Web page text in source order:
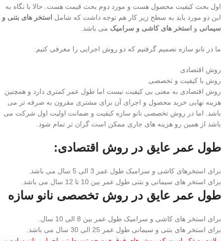
اول بحث کیفیت محصول هست و مورد دوم بحث قیمت هست. حالا با نگاه به
این دو مورد باید به سطح زیر کار هم توجه داشت که شامل
استخر های بتنی و
سیمانی و استخر های کاشی و سرامیک می باشد.
ما در نانو سازه تصمیم گرفتیم که دو روش اجرایی را معرفی کنیم:
روش اقتصادی
روش با کیفیت و تخصصی
روش اقتصادی به معنی بی کیفیت نیست اما طول عمر کمتری دارد و همچنین
هزینه نهایی خرید محصول و اجرای آن برای مشتری مقرون به صرفه تر می
باشد. اما در روش تخصصی نانو سازه کیفیت و ضمانت اولیت اول شرکت می
باشد از همین رو هزینه های جاری ممکن است گران تر تمام شود.
طول عمر عایق در روش اقتصادی:
برای استخرهای کاشی و سرامیک طول عمر 3 الی 5 سال می باشد.
برای استخر های سیمانی و بتنی طول عمر بین 10 تا 12 سال می باشد.
طول عمر عایق در روش تخصصی نانو سازه
برای استخر های کاشی و سرامیک طول عمر بین 8 الی 10 سال.
برای استخر های بتنی و سیمانی طول عمر 25 الی 30 سال می باشد.